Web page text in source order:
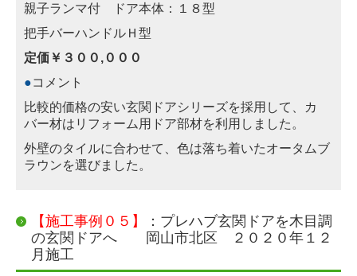
親子ランマ付 ドア本体：１８型
把手バーハンドルＨ型
定価￥３００,０００
●コメント
比較的価格の安い玄関ドアシリーズを採用して、カ
バー材はリフォーム用ドア部材を利用しました。
外壁のタイルに合わせて、色は落ち着いたオータムブ
ラウンを選びました。
【施工事例０５】
：プレハブ玄関ドアを木目調
の玄関ドアへ 岡山市北区 ２０２０年１２
月施工